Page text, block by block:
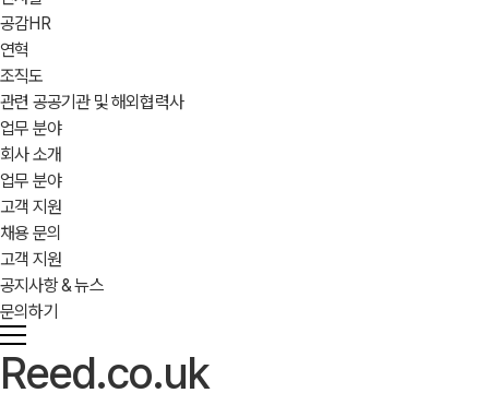
공감HR
연혁
조직도
관련 공공기관 및 해외협력사
업무 분야
회사 소개
업무 분야
고객 지원
채용 문의
고객 지원
공지사항 & 뉴스
문의하기
Reed.co.uk